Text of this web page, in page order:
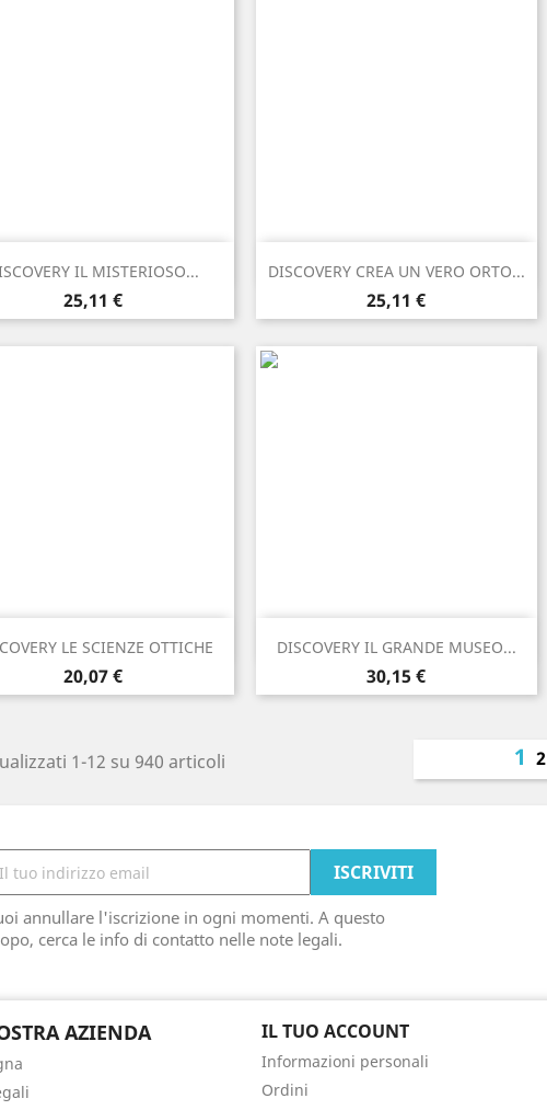
IL MISTERIOSO...
Prezzo
25,11 €
Anteprima DISCOVERY CREA UN VERO ORTO...
Prezzo
25,11 €
Anteprima
LE SCIENZE OTTICHE
Prezzo
20,07 €
 Anteprima DISCOVERY IL GRANDE MUSEO...
Prezzo
30,15 €
Anteprima
1-12 su 940 articoli 1 2
annullare l'iscrizione in ogni momenti. A questo
cerca le info di contatto nelle note legali.
AZIENDA IL TUO ACCOUNT
Informazioni personali
Ordini